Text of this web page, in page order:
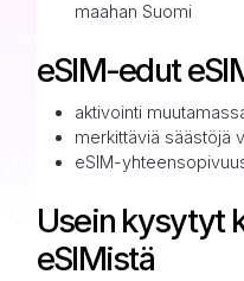
maahan Suomi
eSIM-edut
aktivointi
merkittäviä säästöjä
eSIM-
Usein kysytyt
eSIMistä